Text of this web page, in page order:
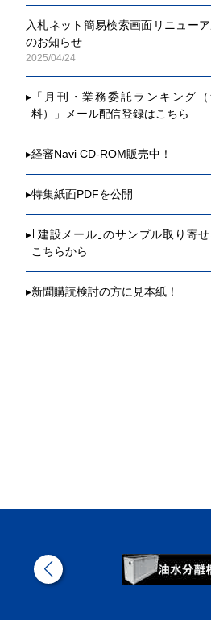
入札ネット簡易検索画面リニュー
のお知らせ
2025/04/24
▸ 「月刊・業務委託ランキング
料）」メール配信登録はこちら
▸経審Navi CD-ROM販売中！
▸特集紙面PDFを公開
▸ ｢建設メール｣のサンプル取り寄
こちらから
▸新聞購読検討の方に見本紙！